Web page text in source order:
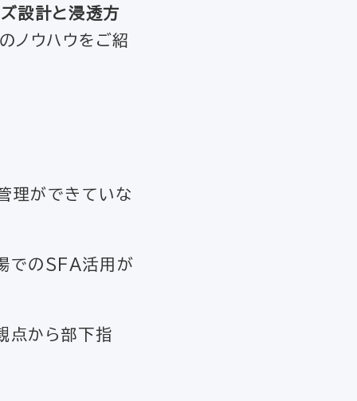
設計と浸透方
ノウハウをご紹
理ができていな
でのSFA活用が
点から部下指